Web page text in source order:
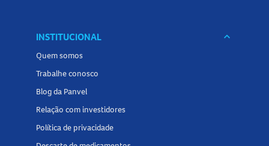
INSTITUCIONAL keyboard_arrow_down
Quem somos
Trabalhe conosco
Blog da Panvel
Relação com investidores
Política de privacidade